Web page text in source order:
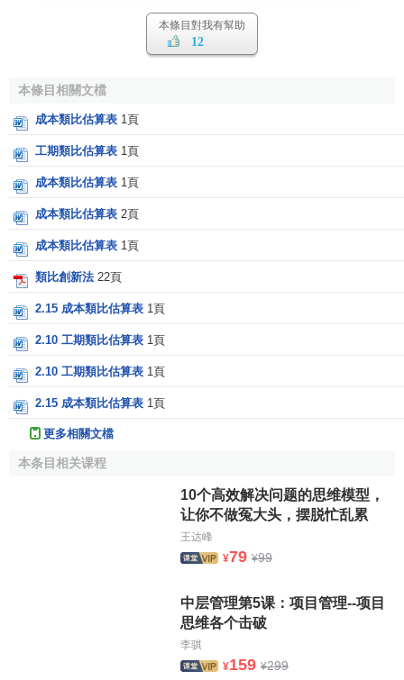
本條目對我有幫助
12
本條目相關文檔
成本類比估算表 1頁
工期類比估算表 1頁
成本類比估算表 1頁
成本類比估算表 2頁
成本類比估算表 1頁
類比創新法 22頁
2.15 成本類比估算表 1頁
2.10 工期類比估算表 1頁
2.10 工期類比估算表 1頁
2.15 成本類比估算表 1頁
更多相關文檔
本条目相关课程
10个高效解决问题的思维模型，
让你不做冤大头，摆脱忙乱累
王达峰
¥79 ¥99
中层管理第5课：项目管理--项目
思维各个击破
李骐
¥159 ¥299